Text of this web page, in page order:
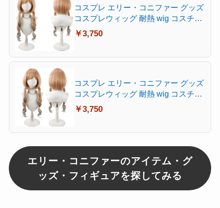
コスプレ エリー・コニファー グッズ
コスプレウィッグ 耐熱 wig コスチュ
ーム Cosplay お祭り
￥3,750
コスプレ エリー・コニファー グッズ
コスプレウィッグ 耐熱 wig コスチュ
ーム Cosplay
￥3,750
エリー・コニファーのアイテム・グ
ッズ・フィギュアを探してみる